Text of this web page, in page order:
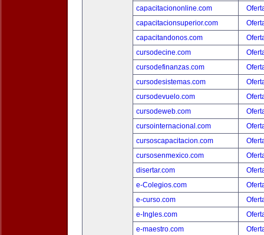
capacitaciononline.com
capacitacionsuperior.com
capacitandonos.com
cursodecine.com
cursodefinanzas.com
cursodesistemas.com
cursodevuelo.com
cursodeweb.com
cursointernacional.com
cursoscapacitacion.com
cursosenmexico.com
disertar.com
e-Colegios.com
e-curso.com
e-Ingles.com
e-maestro.com